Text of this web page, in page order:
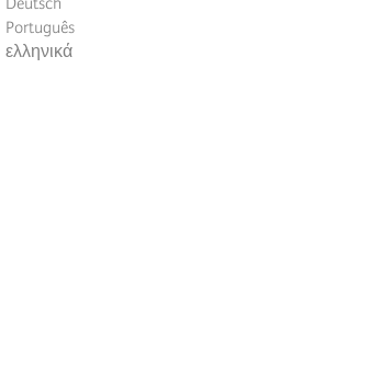
Português
ελληνικά